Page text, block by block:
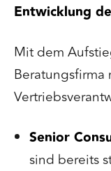
Entwicklung
Mit dem
Senior
sind bereits